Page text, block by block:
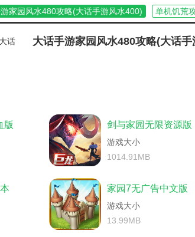
家园单机版游戏攻略(单机家园手游)
苹果手游饥荒攻略秘籍(苹果手游饥荒怎么下载)
手游饥荒攻略秘籍(手游饥荒攻略秘籍有哪些)
饥荒手游新手攻略大全(手机版饥荒新手攻略)
饥荒重生护符(饥荒重生护符耐久降为0)
家园单机版游戏攻略(家园手机单机游戏)
倩女幽魂手游家园升级花费及工艺详细攻略(倩女幽
战争与家园手游新手攻略(家园战争版)
大话手游家园攻略(大话西游家园)
饥荒rofg什么意思(饥荒rg是什么意思)
饥荒攻略小白必看新手指南(饥荒新手攻略软件)
家园风水480攻略(大话手游风水400)
单机饥荒
手机版机器人攻略(饥荒海难手机版机器人攻略)
纯新手攻略(饥荒手游攻略新手入门)
饥荒游戏修
魂手游宠物技能学习攻略(倩女幽魂手游家园宠物闲话)
的单机游戏攻略大全(建设家园盖房子的单机游戏)
威尔暗影法典怎么用(饥荒老麦暗影法典)
饥荒
修改技巧大全(饥荒游戏实用修改技巧)
倩女幽
饥荒新手攻略(饥荒手机版全攻略)
手游饥荒地底
园激战版(星际家园激战版怎么样)
大话手游家园
荒新手攻略(饥荒单机版新手攻略)
电脑单机饥荒
酱怎么做(饥荒酪梨酱)
饥荒麦斯威尔暗影法典
游攻略帐逢(饥荒手机版玩法攻略)
饥荒鱼人王(饥
手游最新攻略(梦幻诛仙手游家园)
倩女幽魂手
魂手游家园设计大赛攻略(倩女家园设计大赛2019)
版 剑与家园无限资源版
游戏大小
1014.91MB
家园7无广告中文版
游戏大小
13.99MB